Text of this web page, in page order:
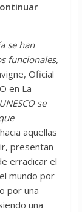
se han
funcionales,
Oficial
en La
se
aquellas
presentan
erradicar el
mundo por
por una
una